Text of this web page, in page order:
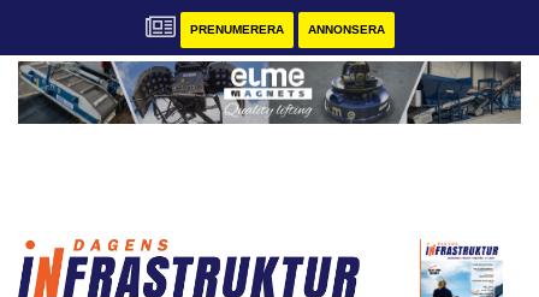
PRENUMERERA ANNONSERA